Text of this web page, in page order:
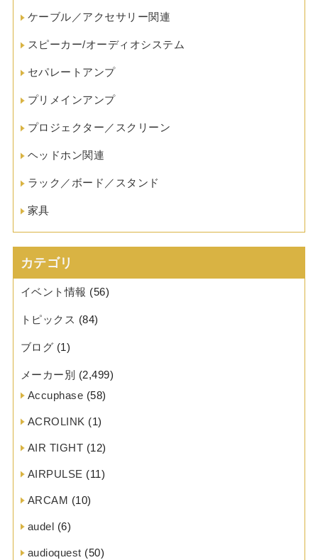
ケーブル／アクセサリー関連
スピーカー/オーディオシステム
セパレートアンプ
プリメインアンプ
プロジェクター／スクリーン
ヘッドホン関連
ラック／ボード／スタンド
家具
カテゴリ
イベント情報 (56)
トピックス (84)
ブログ (1)
メーカー別 (2,499)
Accuphase (58)
ACROLINK (1)
AIR TIGHT (12)
AIRPULSE (11)
ARCAM (10)
audel (6)
audioquest (50)